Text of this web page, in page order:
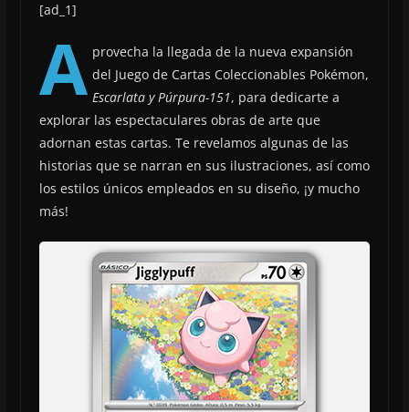
[ad_1]
A provecha la llegada de la nueva expansión
del Juego de Cartas Coleccionables Pokémon,
Escarlata y Púrpura-151, para dedicarte a
explorar las espectaculares obras de arte que
adornan estas cartas. Te revelamos algunas de las
historias que se narran en sus ilustraciones, así como
los estilos únicos empleados en su diseño, ¡y mucho
más!